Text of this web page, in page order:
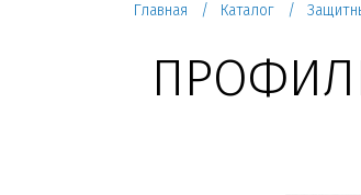
Главная Каталог